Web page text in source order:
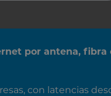
por antena, fibra
con latencias